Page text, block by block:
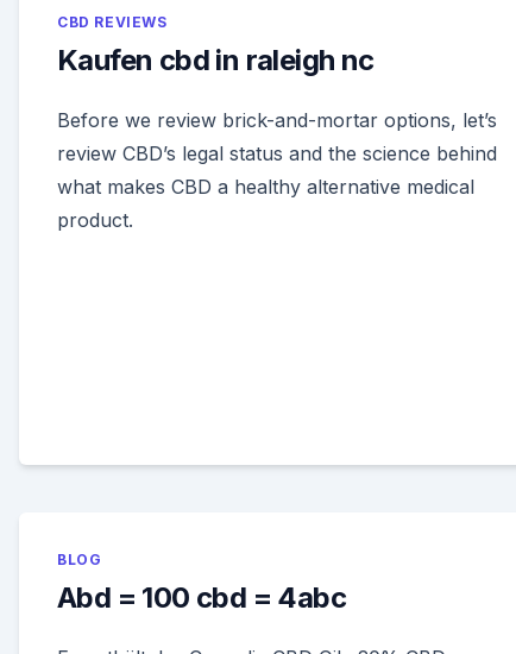
CBD REVIEWS
Kaufen cbd in raleigh nc
Before we review brick-and-mortar options, let’s
review CBD’s legal status and the science behind
what makes CBD a healthy alternative medical
product.
BLOG
Abd = 100 cbd = 4abc